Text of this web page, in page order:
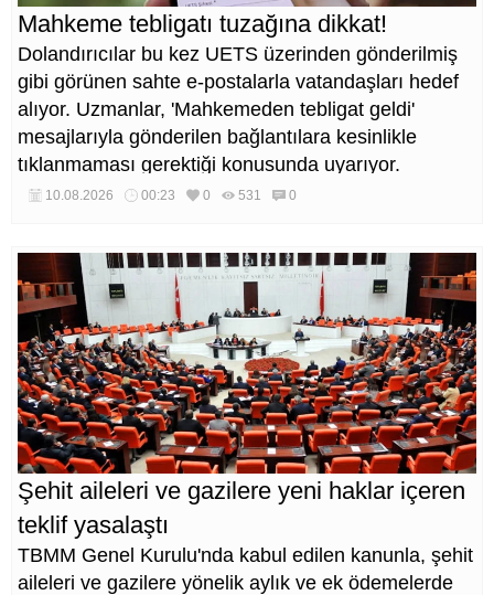
Mahkeme tebligatı tuzağına dikkat!
Dolandırıcılar bu kez UETS üzerinden gönderilmiş
gibi görünen sahte e-postalarla vatandaşları hedef
alıyor. Uzmanlar, 'Mahkemeden tebligat geldi'
mesajlarıyla gönderilen bağlantılara kesinlikle
tıklanmaması gerektiği konusunda uyarıyor.
10.08.2026 00:23 0 531 0
Şehit aileleri ve gazilere yeni haklar içeren
teklif yasalaştı
TBMM Genel Kurulu'nda kabul edilen kanunla, şehit
aileleri ve gazilere yönelik aylık ve ek ödemelerde